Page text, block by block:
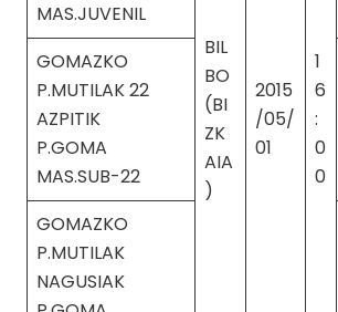
MAS.JUVENIL
BIL
BO
(BI
ZK
AIA
)
2015
/05/
01
1
6
:
0
0
GOMAZKO
P.MUTILAK 22
AZPITIK
P.GOMA
MAS.SUB-22
GOMAZKO
P.MUTILAK
NAGUSIAK